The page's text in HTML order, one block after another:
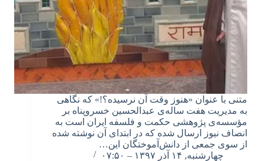
متنی با عنوان «هنوز وقت آن نرسیده؟!» که نگاهی
به مدیریت هفت ساله‌ی عبدالحسین خسروپناه بر
مؤسسه‌ی پژوهشی حکمت و فلسفه ایران است به
انصاف نیوز ارسال شده که در ابتدای آن نوشته شده
از سوی جمعی از دانش‌آموختگان این…
چهارشنبه, ۱۴ آذر ۱۳۹۷ – ۰۷:۵۰